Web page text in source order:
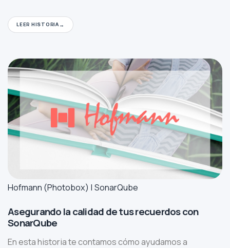
LEER HISTORIA
Hofmann (Photobox) | SonarQube
Asegurando la calidad de tus recuerdos con
SonarQube
En esta historia te contamos cómo ayudamos a